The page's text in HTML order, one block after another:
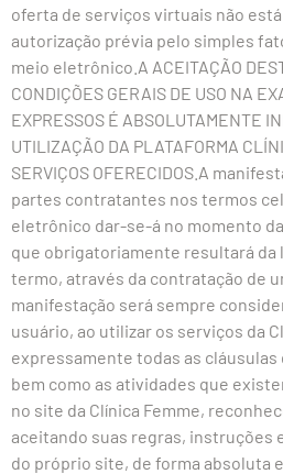
oferta de serviços virtuais não
autorização prévia pelo simples
meio eletrônico.A ACEITAÇÃO
CONDIÇÕES GERAIS DE USO NA
EXPRESSOS É ABSOLUTAMENTE
UTILIZAÇÃO DA PLATAFORMA
SERVIÇOS OFERECIDOS.A
partes contratantes nos termos
eletrônico dar-se-á no momento
que obrigatoriamente resultará
termo, através da contratação de
manifestação será sempre
usuário, ao utilizar os serviços da
expressamente todas as
bem como as atividades que
no site da Clínica Femme,
aceitando suas regras, instruções
do próprio site, de forma absoluta